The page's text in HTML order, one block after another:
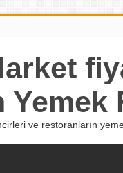
Yemek
ve restoranların